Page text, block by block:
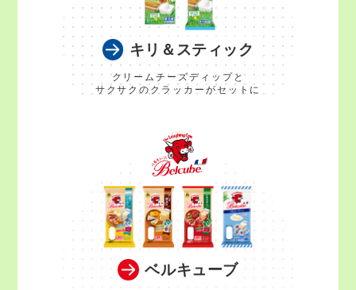
キリ＆スティック
クリームチーズディップと
サクサクのクラッカーがセットに
ベルキューブ